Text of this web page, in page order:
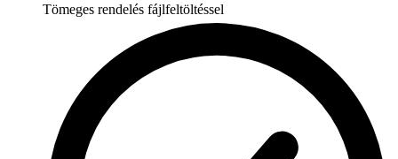
Tömeges rendelés fájlfeltöltéssel